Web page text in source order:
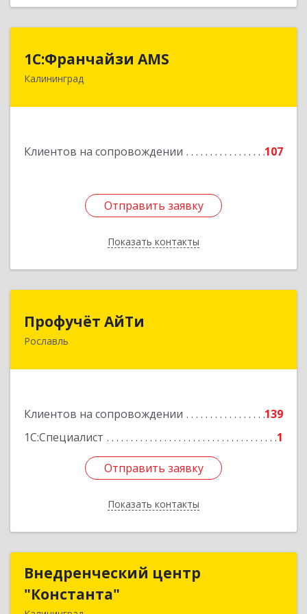
1С:Франчайзи AMS
Калининград
Клиентов на сопровождении 107
Отправить заявку
Показать контакты
238325, Калининградская обл, Гурьевский р-н,
Отправить заявку
Назад
Профучёт АйТи
Рославль
Клиентов на сопровождении
139
1С:Специалист
1
Отправить заявку
Показать контакты
216500, Смоленская обл, Рославльский р-н,
Отправить заявку
Назад
Внедренческий центр
"Константа"
Внедренческий центр